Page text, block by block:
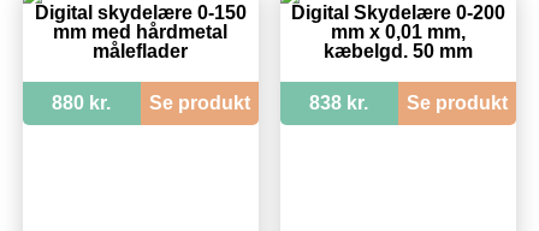
Digital skydelære 0-150
mm med hårdmetal
måleflader
880 kr. Se produkt
Digital Skydelære 0-200
mm x 0,01 mm,
kæbelgd. 50 mm
838 kr. Se produkt